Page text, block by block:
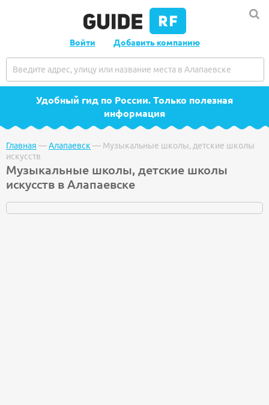
Войти Добавить компанию
Удобный гид по России. Только полезная
информация
Главная —Алапаевск — Музыкальные школы, детские школы
искусств
Музыкальные школы, детские школы
искусств в Алапаевске